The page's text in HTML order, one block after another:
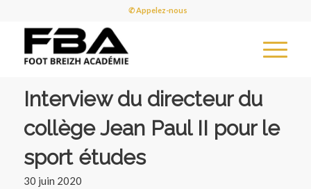
✆ Appelez-nous
Interview du directeur du
collège Jean Paul II pour le
sport études
30 juin 2020